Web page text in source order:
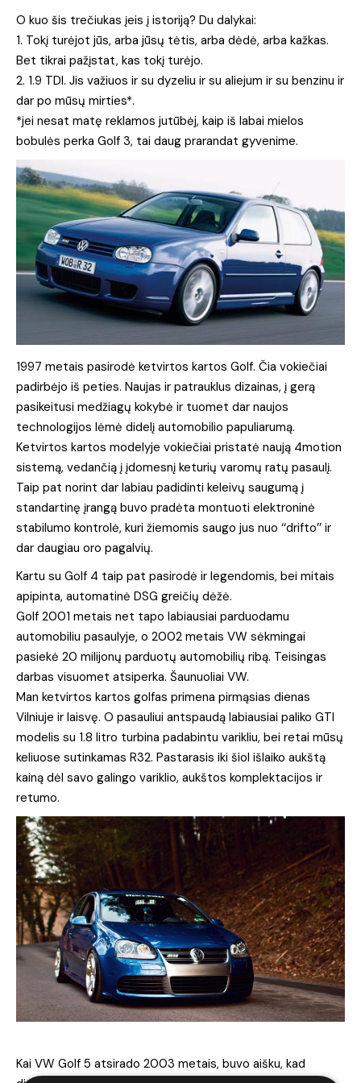
O kuo šis trečiukas įeis į istoriją? Du dalykai:
1. Tokį turėjot jūs, arba jūsų tėtis, arba dėdė, arba kažkas.
Bet tikrai pažįstat, kas tokį turėjo.
2. 1.9 TDI. Jis važiuos ir su dyzeliu ir su aliejum ir su benzinu ir
dar po mūsų mirties*.
*jei nesat matę reklamos jutūbėj, kaip iš labai mielos
bobulės perka Golf 3, tai daug prarandat gyvenime.
1997 metais pasirodė ketvirtos kartos Golf. Čia vokiečiai
padirbėjo iš peties. Naujas ir patrauklus dizainas, į gerą
pasikeitusi medžiagų kokybė ir tuomet dar naujos
technologijos lėmė didelį automobilio papuliarumą.
Ketvirtos kartos modelyje vokiečiai pristatė naują 4motion
sistemą, vedančią į įdomesnį keturių varomų ratų pasaulį.
Taip pat norint dar labiau padidinti keleivų saugumą į
standartinę įrangą buvo pradėta montuoti elektroninė
stabilumo kontrolė, kuri žiemomis saugo jus nuo ‘‘drifto’’ ir
dar daugiau oro pagalvių.
Kartu su Golf 4 taip pat pasirodė ir legendomis, bei mitais
apipinta, automatinė DSG greičių dėžė.
Golf 2001 metais net tapo labiausiai parduodamu
automobiliu pasaulyje, o 2002 metais VW sėkmingai
pasiekė 20 milijonų parduotų automobilių ribą. Teisingas
darbas visuomet atsiperka. Šaunuoliai VW.
Man ketvirtos kartos golfas primena pirmąsias dienas
Vilniuje ir laisvę. O pasauliui antspaudą labiausiai paliko GTI
modelis su 1.8 litro turbina padabintu varikliu, bei retai mūsų
keliuose sutinkamas R32. Pastarasis iki šiol išlaiko aukštą
kainą dėl savo galingo variklio, aukštos komplektacijos ir
retumo.
Kai VW Golf 5 atsirado 2003 metais, buvo aišku, kad